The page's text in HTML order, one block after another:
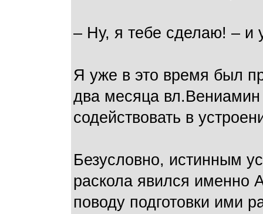
– Ну, я тебе сделаю! – и
Я уже в это время был
два месяца
содействовать в
Безусловно, истинным
раскола явился именно
поводу подготовки ими